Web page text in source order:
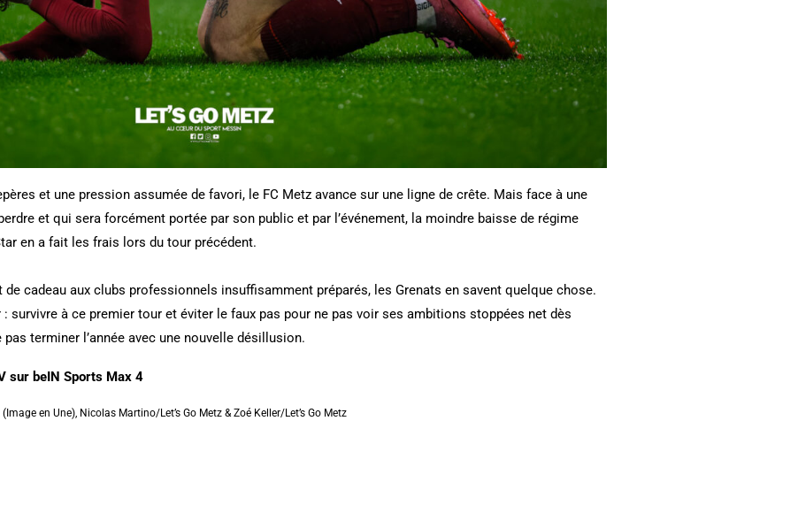
et une pression assumée de favori, le FC Metz avance sur une ligne de crête. Mais face à une
et qui sera forcément portée par son public et par l’événement, la moindre baisse de régime
en a fait les frais lors du tour précédent.
de cadeau aux clubs professionnels insuffisamment préparés, les Grenats en savent quelque chose.
survivre à ce premier tour et éviter le faux pas pour ne pas voir ses ambitions stoppées net dès
pas terminer l’année avec une nouvelle désillusion.
sur beIN Sports Max 4
en Une), Nicolas Martino/Let’s Go Metz & Zoé Keller/Let’s Go Metz